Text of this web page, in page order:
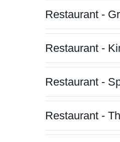
Restaurant -
Restaurant -
Restaurant -
Restaurant -